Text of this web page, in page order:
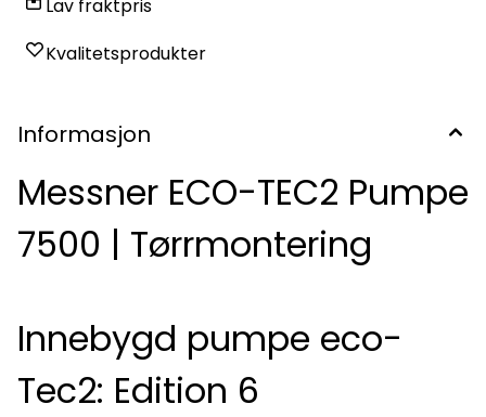
Lav fraktpris
Kvalitetsprodukter
Informasjon
Messner ECO-TEC2 Pumpe
7500 | Tørrmontering
Innebygd pumpe eco-
Tec2: Edition 6